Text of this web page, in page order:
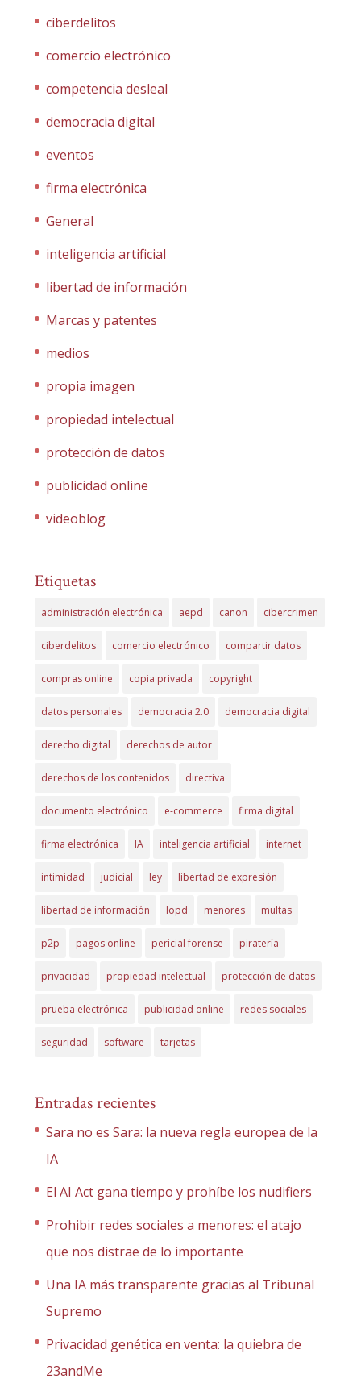
ciberdelitos
comercio electrónico
competencia desleal
democracia digital
eventos
firma electrónica
General
inteligencia artificial
libertad de información
Marcas y patentes
medios
propia imagen
propiedad intelectual
protección de datos
publicidad online
videoblog
Etiquetas
administración electrónica aepd canon cibercrimen
ciberdelitos comercio electrónico compartir datos
compras online copia privada copyright
datos personales democracia 2.0 democracia digital
derecho digital derechos de autor
derechos de los contenidos directiva
documento electrónico e-commerce firma digital
firma electrónica IA inteligencia artificial internet
intimidad judicial ley libertad de expresión
libertad de información lopd menores multas
p2p pagos online pericial forense piratería
privacidad propiedad intelectual protección de datos
prueba electrónica publicidad online redes sociales
seguridad software tarjetas
Entradas recientes
Sara no es Sara: la nueva regla europea de la
IA
El AI Act gana tiempo y prohíbe los nudifiers
Prohibir redes sociales a menores: el atajo
que nos distrae de lo importante
Una IA más transparente gracias al Tribunal
Supremo
Privacidad genética en venta: la quiebra de
23andMe